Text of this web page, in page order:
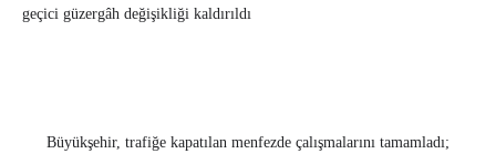
geçici güzergâh değişikliği kaldırıldı
Büyükşehir, trafiğe kapatılan menfezde çalışmalarını tamamladı;